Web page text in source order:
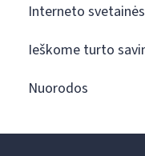
Interneto
Ieškome turto
Nuorodos